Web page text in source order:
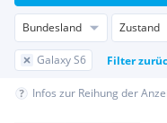
Bundesland Zustand
Galaxy S6 Filter
Infos zur Reihung der